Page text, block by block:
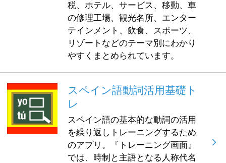
税、ホテル、サービス、移動、車
の修理工場、観光名所、エンター
テインメント、飲食、スポーツ、
リゾートなどのテーマ別にわかり
やすくまとめられています。
スペイン語動詞活用基礎ト
レ
スペイン語の基本的な動詞の活用
を繰り返しトレーニングするため
のアプリ。『トレーニング画面』
では、時制と主語となる人称代名